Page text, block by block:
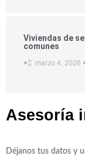
Viviendas de
comunes
• marzo 4, 2026
Asesoría
Déjanos tus datos y